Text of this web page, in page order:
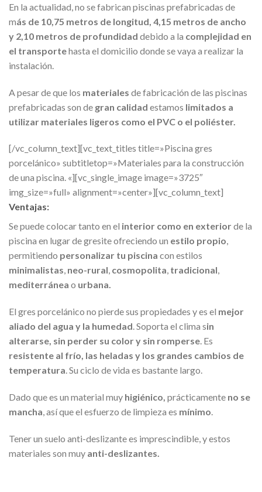
En la actualidad, no se fabrican piscinas prefabricadas de
más de 10,75 metros de longitud, 4,15 metros de ancho
y 2,10 metros de profundidad debido a la complejidad en
el transportehasta el domicilio donde se vaya a realizar la
instalación.
A pesar de que los materiales de fabricación de las piscinas
prefabricadas son de gran calidad estamos limitados a
utilizar materiales ligeros como el PVC o el poliéster.
[/vc_column_text][vc_text_titles title=»Piscina gres
porcelánico» subtitletop=»Materiales para la construcción
de una piscina. «][vc_single_image image=»3725″
img_size=»full» alignment=»center»][vc_column_text]
Ventajas:
Se puede colocar tanto en el interior como en exteriorde la
piscina en lugar de gresite ofreciendo un estilo propio,
permitiendo personalizar tu piscina con estilos
minimalistas, neo-rural, cosmopolita, tradicional,
mediterránea o urbana.
El gres porcelánico no pierde sus propiedades y es el mejor
aliado del agua y la humedad. Soporta el clima sin
alterarse, sin perder su color y sin romperse. Es
resistente al frío, las heladas y los grandes cambios de
temperatura. Su ciclo de vida es bastante largo.
Dado que es un material muy higiénico, prácticamente no se
mancha, así que el esfuerzo de limpieza es mínimo.
Tener un suelo anti-deslizante es imprescindible, y estos
materiales son muy anti-deslizantes.